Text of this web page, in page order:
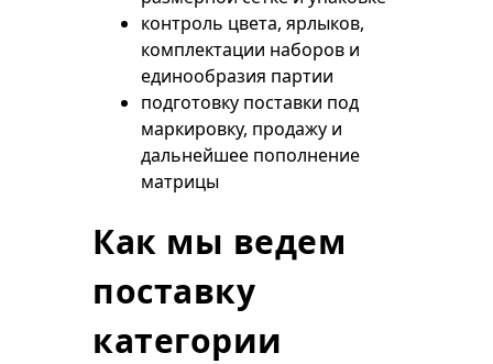
контроль цвета, ярлыков,
комплектации наборов и
единообразия партии
подготовку поставки под
маркировку, продажу и
дальнейшее пополнение
матрицы
Как мы ведем
поставку
категории